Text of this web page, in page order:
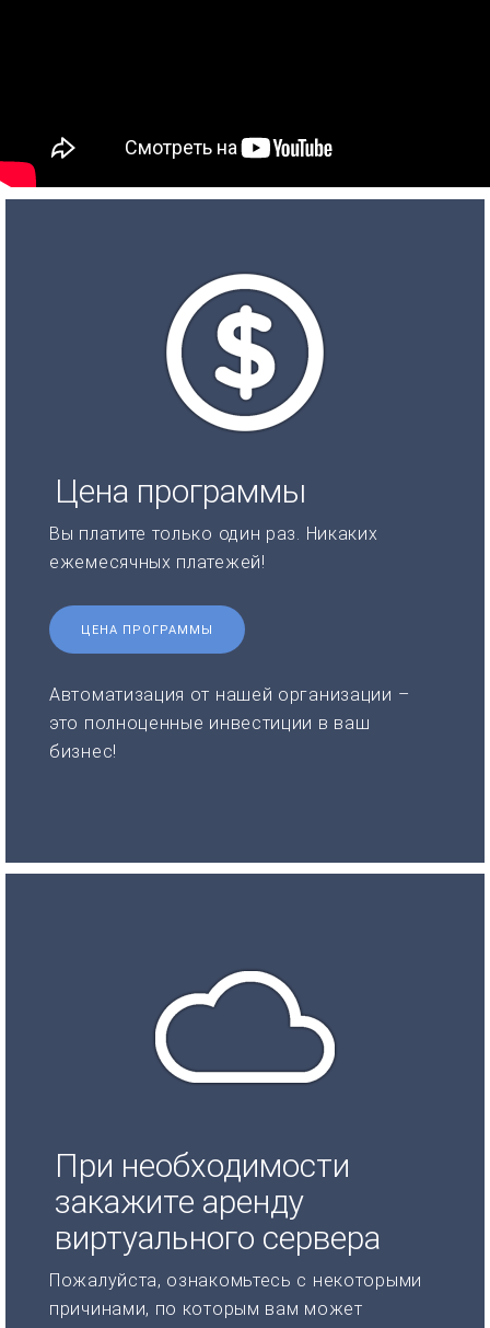
Цена программы
Вы платите только один раз. Никаких
ежемесячных платежей!
ЦЕНА ПРОГРАММЫ
Автоматизация от нашей организации –
это полноценные инвестиции в ваш
бизнес!
При необходимости
закажите аренду
виртуального сервера
Пожалуйста, ознакомьтесь с некоторыми
причинами, по которым вам может